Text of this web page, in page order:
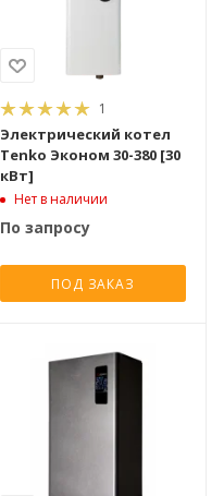
1
Электрический котел
Tenko Эконом 30-380 [30
кВт]
Нет в наличии
По запросу
ПОД ЗАКАЗ